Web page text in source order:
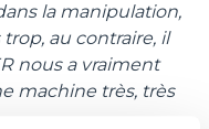
la manipulation,
au contraire, il
nous a vraiment
machine très, très